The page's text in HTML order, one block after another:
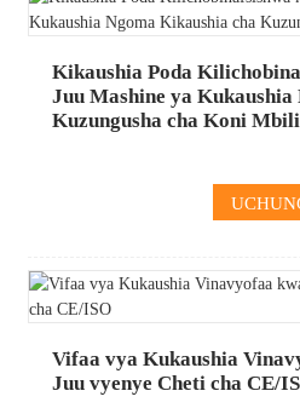
Kikaushia Poda
Juu Mashine ya
Kuzungusha cha Koni Mbili
Vifaa vya Kukaushia
Juu vyenye Cheti cha CE/